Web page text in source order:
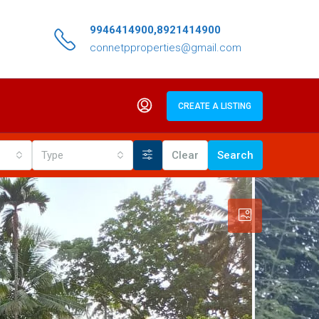
9946414900,8921414900
connetpproperties@gmail.com
CREATE A LISTING
Type Clear Search